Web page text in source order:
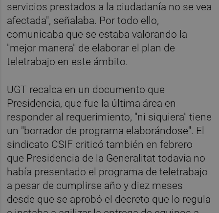
servicios prestados a la ciudadanía no se vea
afectada", señalaba. Por todo ello,
comunicaba que se estaba valorando la
"mejor manera" de elaborar el plan de
teletrabajo en este ámbito.
UGT recalca en un documento que
Presidencia, que fue la última área en
responder al requerimiento, "ni siquiera" tiene
un "borrador de programa elaborándose". El
sindicato CSIF criticó también en febrero
que Presidencia de la Generalitat todavía no
había presentado el programa de teletrabajo
a pesar de cumplirse año y diez meses
desde que se aprobó el decreto que lo regula